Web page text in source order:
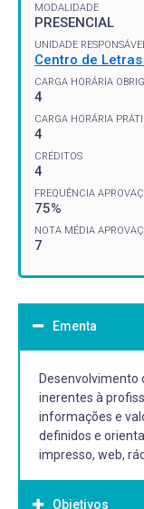
MODALIDADE
PRESENCIAL
UNIDADE RESPONSÁVEL
Centro de
CARGA HORÁRIA
4
CARGA HORÁRIA
4
CRÉDITOS
4
FREQUÊNCIA
75%
NOTA MÉDIA
7
Ementa
Desenvolvimento
inerentes à
informações e
definidos e
impresso, web,
Objetivos